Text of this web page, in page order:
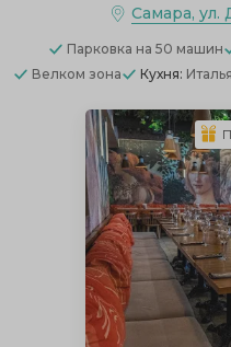
Самара, ул.
Парковка на 50 машин
Велком зона
Кухня: